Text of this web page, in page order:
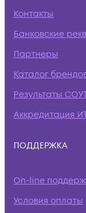
Контакты
Банковские
Партнеры
Каталог
Результаты
Аккредитация
ПОДДЕРЖКА
On-line
Условия оплаты